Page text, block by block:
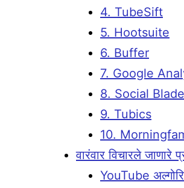
4. TubeSift
5. Hootsuite
6. Buffer
7. Google
8. Social Blade
9. Tubics
10.
वारंवार विचारले जाणारे
YouTube